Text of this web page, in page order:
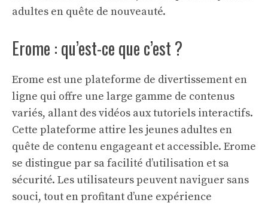
adultes en quête de nouveauté.
Erome : qu’est-ce que c’est ?
Erome est une plateforme de divertissement en
ligne qui offre une large gamme de contenus
variés, allant des vidéos aux tutoriels interactifs.
Cette plateforme attire les jeunes adultes en
quête de contenu engageant et accessible. Erome
se distingue par sa facilité d’utilisation et sa
sécurité. Les utilisateurs peuvent naviguer sans
souci, tout en profitant d’une expérience